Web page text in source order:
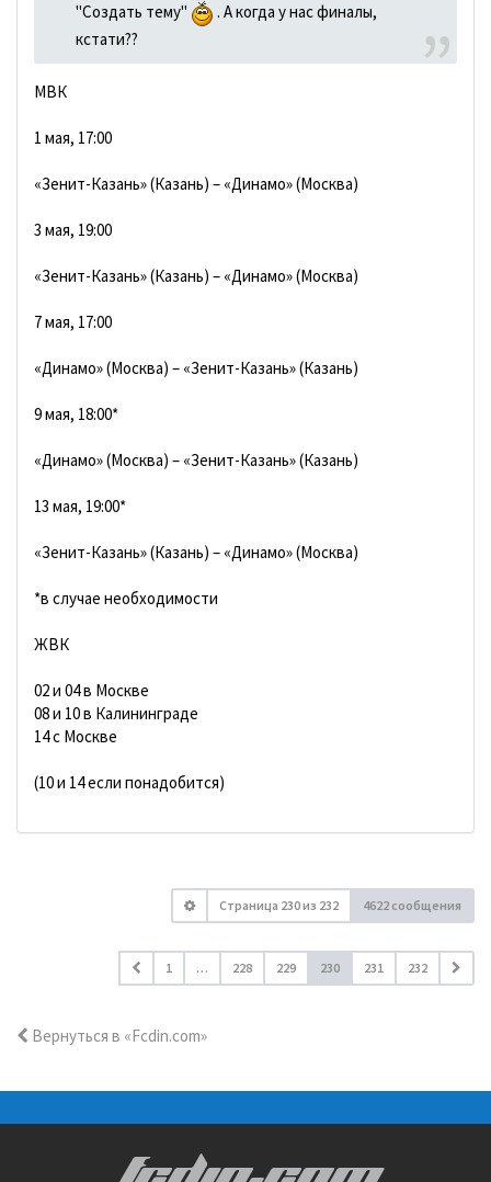
"Создать тему"
. А когда у нас финалы,
кстати??
МВК
1 мая, 17:00
«Зенит-Казань» (Казань) – «Динамо» (Москва)
3 мая, 19:00
«Зенит-Казань» (Казань) – «Динамо» (Москва)
7 мая, 17:00
«Динамо» (Москва) – «Зенит-Казань» (Казань)
9 мая, 18:00*
«Динамо» (Москва) – «Зенит-Казань» (Казань)
13 мая, 19:00*
«Зенит-Казань» (Казань) – «Динамо» (Москва)
*в случае необходимости
ЖВК
02 и 04 в Москве
08 и 10 в Калининграде
14 с Москве
(10 и 14 если понадобится)
Страница 230из 232 4622 сообщения
1 … 228 229 230 231 232
Вернуться в «Fcdin.com»